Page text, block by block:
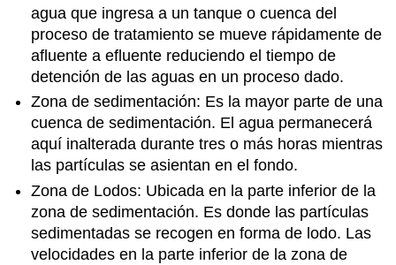
agua que ingresa a un tanque o cuenca del
proceso de tratamiento se mueve rápidamente de
afluente a efluente reduciendo el tiempo de
detención de las aguas en un proceso dado.
Zona de sedimentación: Es la mayor parte de una
cuenca de sedimentación. El agua permanecerá
aquí inalterada durante tres o más horas mientras
las partículas se asientan en el fondo.
Zona de Lodos: Ubicada en la parte inferior de la
zona de sedimentación. Es donde las partículas
sedimentadas se recogen en forma de lodo. Las
velocidades en la parte inferior de la zona de